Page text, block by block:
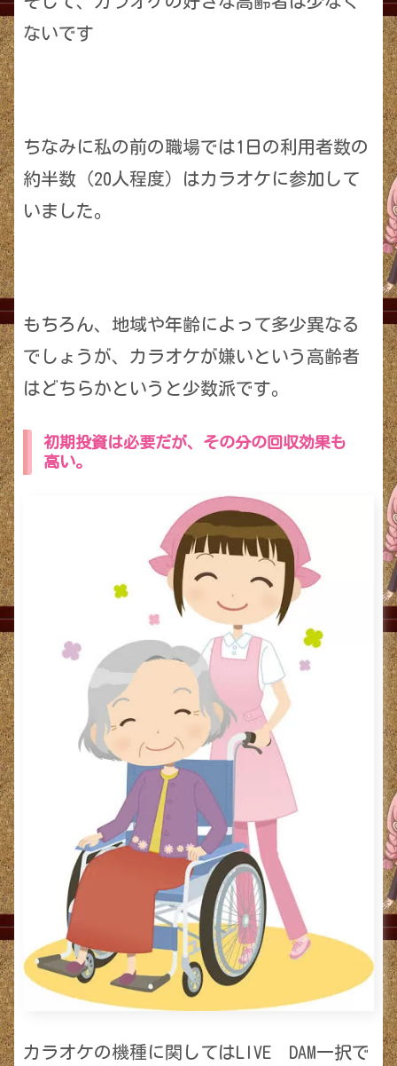
ないです
ちなみに私の前の職場では1日の利用者数の
約半数（20人程度）はカラオケに参加して
いました。
もちろん、地域や年齢によって多少異なる
でしょうが、カラオケが嫌いという高齢者
はどちらかというと少数派です。
初期投資は必要だが、その分の回収効果も
高い。
カラオケの機種に関してはLIVE DAM一択で